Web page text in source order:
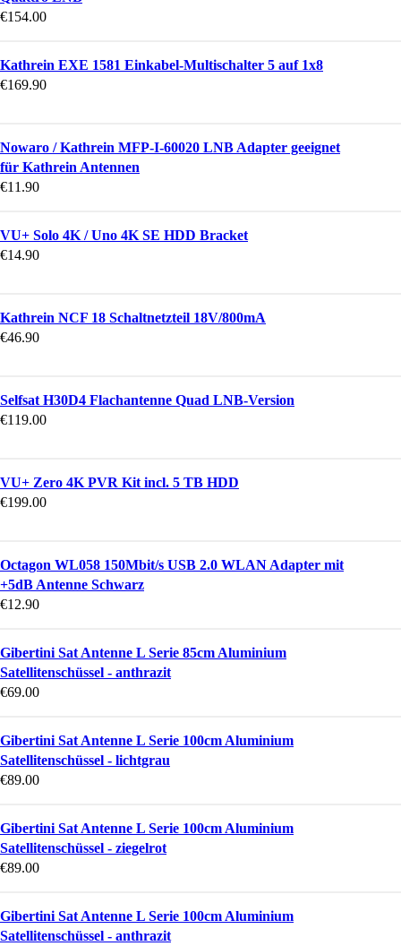
€154.00
Kathrein EXE 1581 Einkabel-Multischalter 5 auf 1x8
€169.90
Nowaro / Kathrein MFP-I-60020 LNB Adapter geeignet
für Kathrein Antennen
€11.90
VU+ Solo 4K / Uno 4K SE HDD Bracket
€14.90
Kathrein NCF 18 Schaltnetzteil 18V/800mA
€46.90
Selfsat H30D4 Flachantenne Quad LNB-Version
€119.00
VU+ Zero 4K PVR Kit incl. 5 TB HDD
€199.00
Octagon WL058 150Mbit/s USB 2.0 WLAN Adapter mit
+5dB Antenne Schwarz
€12.90
Gibertini Sat Antenne L Serie 85cm Aluminium
Satellitenschüssel - anthrazit
€69.00
Gibertini Sat Antenne L Serie 100cm Aluminium
Satellitenschüssel - lichtgrau
€89.00
Gibertini Sat Antenne L Serie 100cm Aluminium
Satellitenschüssel - ziegelrot
€89.00
Gibertini Sat Antenne L Serie 100cm Aluminium
Satellitenschüssel - anthrazit